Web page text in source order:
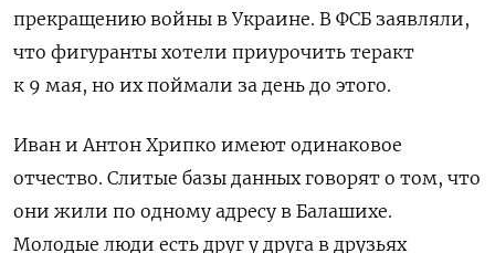
прекращению войны в Украине. В ФСБ заявляли,
что фигуранты хотели приурочить теракт
к 9 мая, но их поймали за день до этого.
Иван и Антон Хрипко имеют одинаковое
отчество. Слитые базы данных говорят о том, что
они жили по одному адресу в Балашихе.
Молодые люди есть друг у друга в друзьях